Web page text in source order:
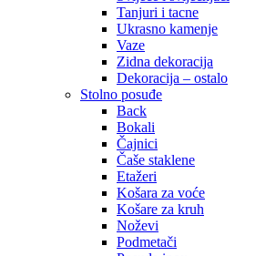
Tanjuri i tacne
Ukrasno kamenje
Vaze
Zidna dekoracija
Dekoracija – ostalo
Stolno posuđe
Back
Bokali
Čajnici
Čaše staklene
Etažeri
Košara za voće
Košare za kruh
Noževi
Podmetači